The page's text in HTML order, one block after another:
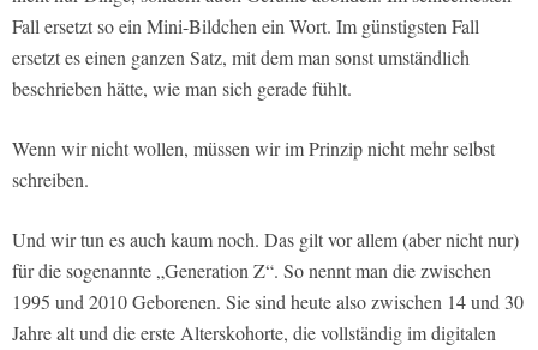
Fall ersetzt so ein Mini-Bildchen ein Wort. Im günstigsten Fall
ersetzt es einen ganzen Satz, mit dem man sonst umständlich
beschrieben hätte, wie man sich gerade fühlt.
Wenn wir nicht wollen, müssen wir im Prinzip nicht mehr selbst
schreiben.
Und wir tun es auch kaum noch. Das gilt vor allem (aber nicht nur)
für die sogenannte „Generation Z“. So nennt man die zwischen
1995 und 2010 Geborenen. Sie sind heute also zwischen 14 und 30
Jahre alt und die erste Alterskohorte, die vollständig im digitalen